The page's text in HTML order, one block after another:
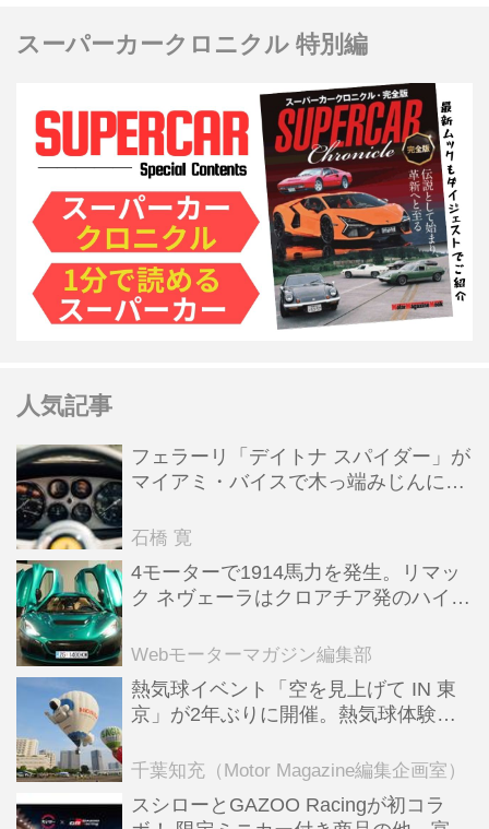
スーパーカークロニクル 特別編
人気記事
フェラーリ「デイトナ スパイダー」が
マイアミ・バイスで木っ端みじんにな
石橋 寛
4モーターで1914馬力を発生。リマッ
ク ネヴェーラはクロアチア発のハイパ
全版／115】
Webモーターマガジン編集部
熱気球イベント「空を見上げて IN 東
京」が2年ぶりに開催。熱気球体験搭
ンテンツも
千葉知充（Motor Magazine編集企画室）
スシローとGAZOO Racingが初コラ